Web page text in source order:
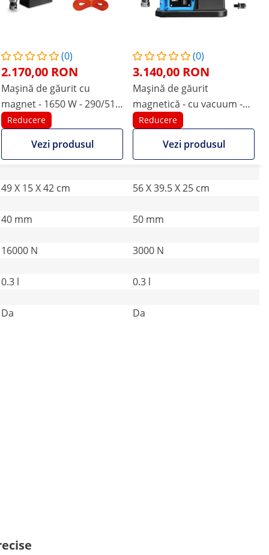
(0)
2.170,00 RON
Mașină de găurit cu
magnet - 1650 W - 290/510
rpm - Diametru maxim de
găurire 16/50 mm
Reducere
Vezi produsul
(0)
3.140,00 RON
Mașină de găurit
magnetică - cu vacuum -
1550 W - 870 rpm -
diametru maxim de
găurire 13/35 mm
Reducere
Vezi produsul
49 X 15 X 42 cm 56 X 39.5 X 25 cm
40 mm 50 mm
16000 N 3000 N
0.3 l 0.3 l
Da Da